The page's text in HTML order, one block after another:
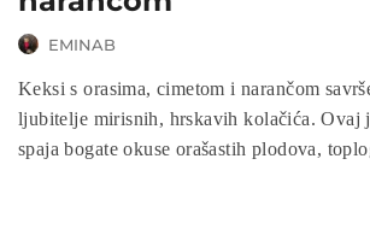
EMINAB
Keksi s orasima, cimetom i narančom
ljubitelje mirisnih, hrskavih kolačića. Ovaj
spaja bogate okuse orašastih plodova,